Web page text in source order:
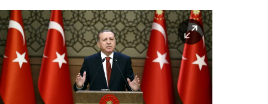
verlag
verlag
veranstaltungen